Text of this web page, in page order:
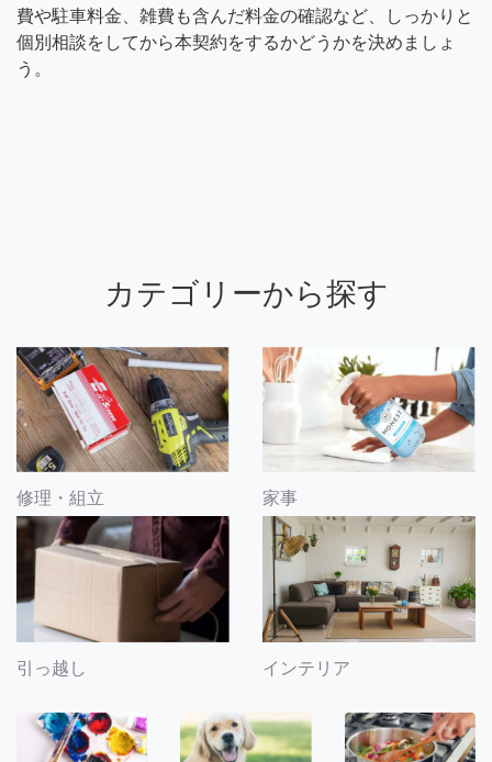
費や駐車料金、雑費も含んだ料金の確認など、しっかりと
個別相談をしてから本契約をするかどうかを決めましょ
う。
カテゴリーから探す
修理・組立 家事
引っ越し インテリア